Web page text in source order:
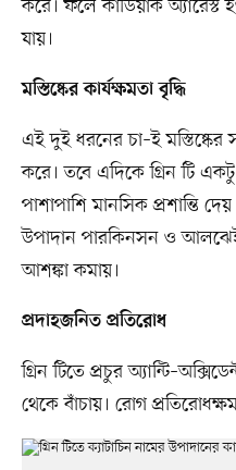
করে। ফলে কার্ডিয়াক
যায়।
মস্তিষ্কের কার্যক্ষমতা বৃদ্ধি
এই দুই ধরনের চা–ই
করে। তবে এদিকে গ্রিন টি
পাশাপাশি মানসিক প্রশান্তি
উপাদান পারকিনসন ও
আশঙ্কা কমায়।
প্রদাহজনিত প্রতিরোধ
গ্রিন টিতে প্রচুর
থেকে বাঁচায়। রোগ